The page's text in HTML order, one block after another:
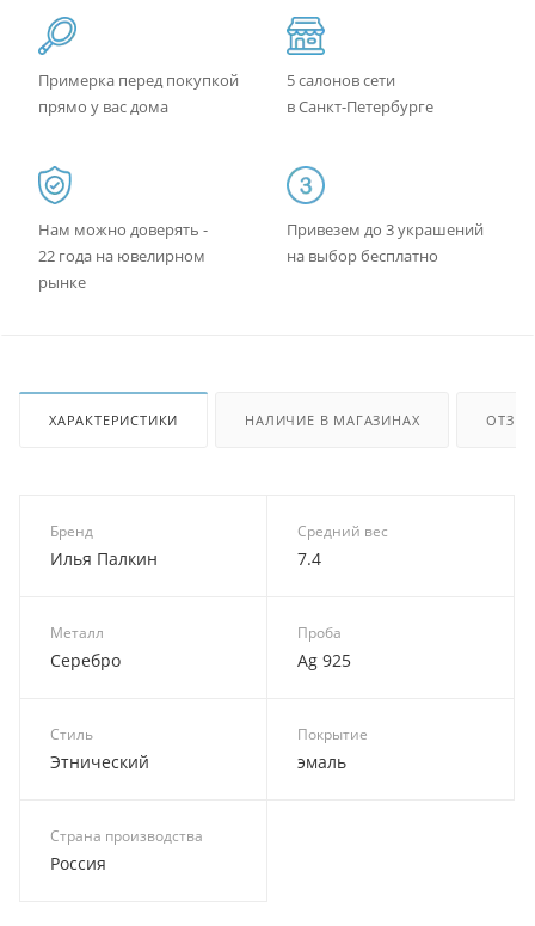
Примерка перед покупкой
прямо у вас дома
5 салонов сети
в Санкт-Петербурге
Нам можно доверять -
22 года на ювелирном
рынке
Привезем до 3 украшений
на выбор бесплатно
ХАРАКТЕРИСТИКИ НАЛИЧИЕ В МАГАЗИНАХ
Бренд
Илья Палкин
Средний вес
7.4
Металл
Серебро
Проба
Ag 925
Стиль
Этнический
Покрытие
эмаль
Страна производства
Россия